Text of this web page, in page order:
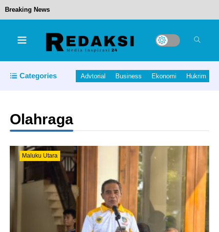
Breaking News
Ke Bumi Kie Raha
Pemerintah Kabupaten Halmahera Utara kembali
Pertahankan WTP ke-10, Pemda dan DPRD
Halut Resmi Sahkan Ranperda
Pertanggungjawaban APBD 2025.
PT Pertamina Patra Niaga Fuel Terminal Ternate
Menerima Kunjungan KKPRL
Categories Advtorial Business Ekonomi Hukrim
Olahraga
Maluku Utara